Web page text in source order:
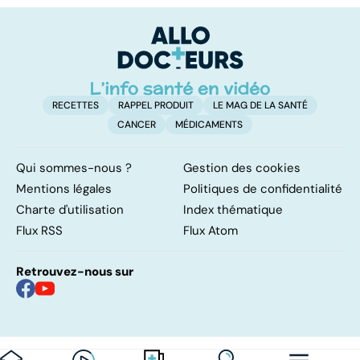
glande parotide
RECETTES RAPPEL PRODUIT
LE MAG DE LA SANTÉ
CANCER
MÉDICAMENTS
Qui sommes-nous ?
Gestion des cookies
Mentions légales
Politiques de confidentialité
Charte d'utilisation
Index thématique
Flux RSS
Flux Atom
Retrouvez-nous sur